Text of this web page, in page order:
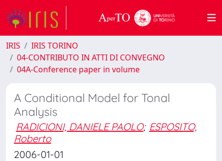
IRIS
IRIS TORINO
04-CONTRIBUTO IN ATTI DI CONVEGNO
04A-Conference paper in volume
A Conditional Model for Tonal
Analysis
RADICIONI, DANIELE PAOLO; ESPOSITO,
Roberto
2006-01-01